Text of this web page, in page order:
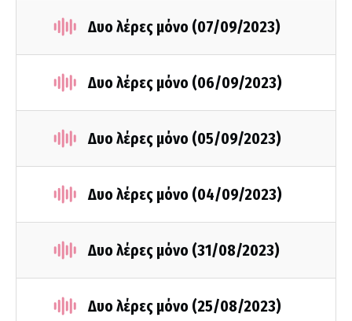
Δυο λέρες μόνο (07/09/2023)
Δυο λέρες μόνο (06/09/2023)
Δυο λέρες μόνο (05/09/2023)
Δυο λέρες μόνο (04/09/2023)
Δυο λέρες μόνο (31/08/2023)
Δυο λέρες μόνο (25/08/2023)